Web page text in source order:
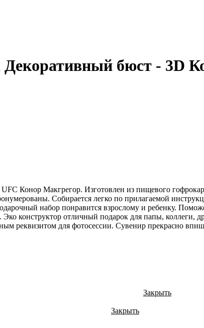
Декоративный бюст - 3D
Конор Макгрегор. Изготовлен из пищевого
Собирается легко по прилагаемой
набор понравится взрослому и ребенку.
конструктор отличный подарок для папы,
реквизитом для фотосессии. Сувенир прекрасно
Закрыть
Закрыть